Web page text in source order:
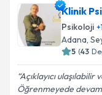
Klinik
Psikoloji +
Adana,
5 (43
Açıklayıcı
Öğrenmeyede